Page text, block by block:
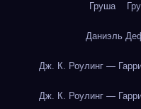
Груша
Даниэль
Дж. К. Роулинг —
Дж. К. Роулинг —